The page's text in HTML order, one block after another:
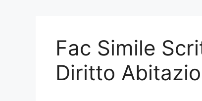
Fac Simile
Diritto